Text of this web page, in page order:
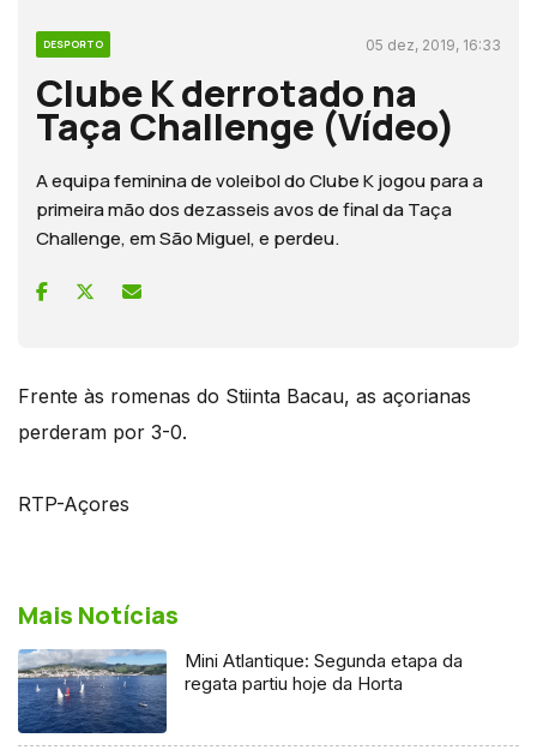
DESPORTO 05 dez, 2019, 16:33
Clube K derrotado na
Taça Challenge (Vídeo)
A equipa feminina de voleibol do Clube K jogou para a
primeira mão dos dezasseis avos de final da Taça
Challenge, em São Miguel, e perdeu.
Frente às romenas do Stiinta Bacau, as açorianas
perderam por 3-0.
RTP-Açores
Mais Notícias
Mini Atlantique: Segunda etapa da
regata partiu hoje da Horta